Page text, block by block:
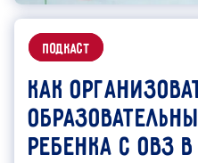
подкаст
Как
ребенка с ОВЗ